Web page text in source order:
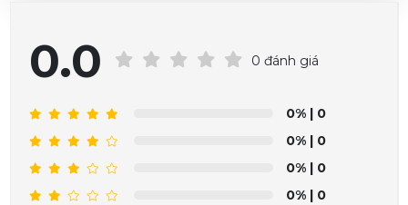
0.0 0 đánh giá
0% | 0
0% | 0
0% | 0
0% | 0